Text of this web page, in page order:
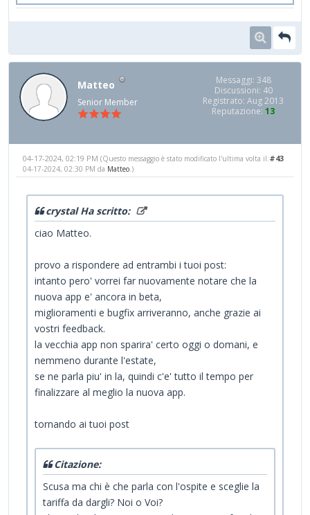
Matteo
Senior Member
Messaggi: 348
Discussioni: 40
Registrato: Aug 2013
Reputazione: 13
#43
04-17-2024, 02:19 PM (Questo messaggio è stato modificato l'ultima volta il:
04-17-2024, 02:30 PM da Matteo.)
crystal Ha scritto:
ciao Matteo.
provo a rispondere ad entrambi i tuoi post:
intanto pero' vorrei far nuovamente notare che la
nuova app e' ancora in beta,
miglioramenti e bugfix arriveranno, anche grazie ai
vostri feedback.
la vecchia app non sparira' certo oggi o domani, e
nemmeno durante l'estate,
se ne parla piu' in la, quindi c'e' tutto il tempo per
finalizzare al meglio la nuova app.
tornando ai tuoi post
Citazione:
Scusa ma chi è che parla con l'ospite e sceglie la
tariffa da dargli? Noi o Voi?